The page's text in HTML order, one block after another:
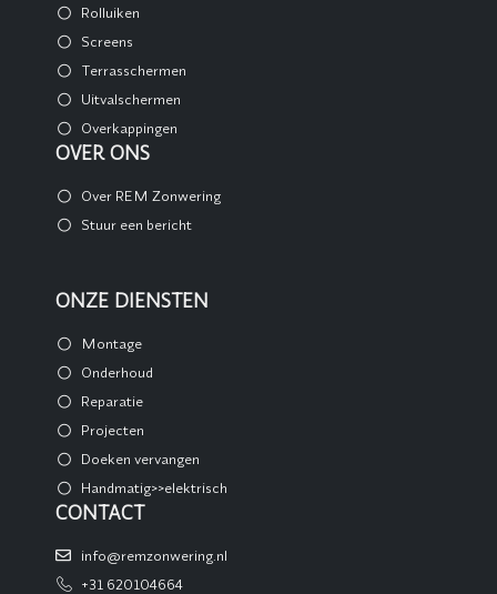
Rolluiken
Screens
Terrasschermen
Uitvalschermen
Overkappingen
OVER ONS
Over REM Zonwering
Stuur een bericht
ONZE DIENSTEN
Montage
Onderhoud
Reparatie
Projecten
Doeken vervangen
Handmatig>>elektrisch
CONTACT
info@remzonwering.nl
+31 620104664